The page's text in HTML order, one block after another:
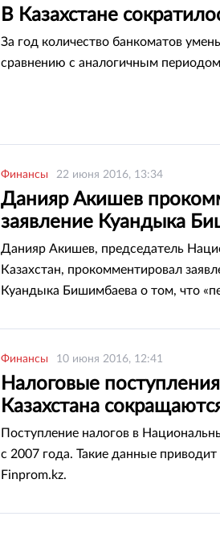
В Казахстане
За год количество банкоматов
сравнению с аналогичным
Финансы 22 июня 2016, 13:34
Данияр Акишев
заявление Куандыка
Данияр Акишев, председатель
Казахстан, прокомментировал
Куандыка Бишимбаева о том, что
Финансы 10 июня 2016, 12:41
Налоговые
Казахстана
Поступление налогов в
с 2007 года. Такие данные
Finprom.kz.